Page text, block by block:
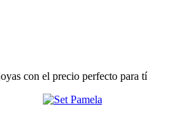
con el precio perfecto para tí